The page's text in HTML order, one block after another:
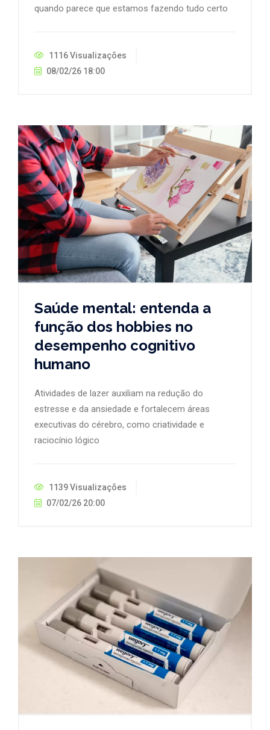
quando parece que estamos fazendo tudo certo
1116 Visualizações
08/02/26 18:00
Saúde mental: entenda a
função dos hobbies no
desempenho cognitivo
humano
Atividades de lazer auxiliam na redução do
estresse e da ansiedade e fortalecem áreas
executivas do cérebro, como criatividade e
raciocínio lógico
1139 Visualizações
07/02/26 20:00